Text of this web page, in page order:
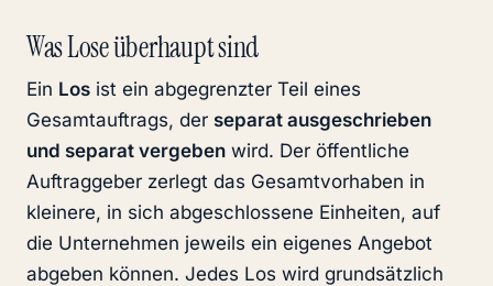
Was Lose überhaupt sind
Ein Los ist ein abgegrenzter Teil eines
Gesamtauftrags, der separat ausgeschrieben
und separat vergeben wird. Der öffentliche
Auftraggeber zerlegt das Gesamtvorhaben in
kleinere, in sich abgeschlossene Einheiten, auf
die Unternehmen jeweils ein eigenes Angebot
abgeben können. Jedes Los wird grundsätzlich